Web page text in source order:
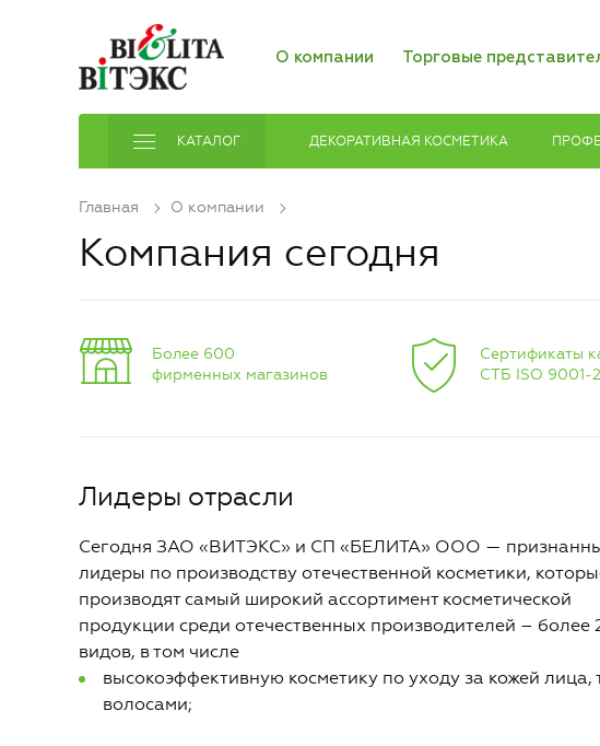
О компании Торговые
КАТАЛОГ ДЕКОРАТИВНАЯ КОСМЕТИКА
Главная О компании
Компания сегодня
Более 600
фирменных магазинов
Сертификаты
СТБ ISO 9001-
Лидеры отрасли
Сегодня ЗАО «ВИТЭКС» и СП «БЕЛИТА» ООО —
лидеры по производству отечественной косметики,
производят самый широкий ассортимент косметической
продукции среди отечественных производителей – более
видов, в том числе
высокоэффективную косметику по уходу за кожей лица,
волосами;